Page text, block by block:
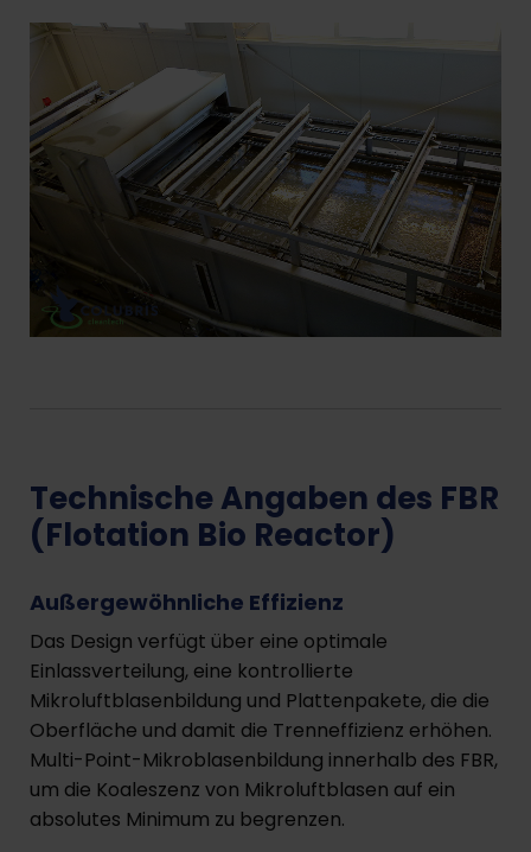
Technische Angaben des FBR
(Flotation Bio Reactor)
Außergewöhnliche Effizienz
Das Design verfügt über eine optimale
Einlassverteilung, eine kontrollierte
Mikroluftblasenbildung und Plattenpakete, die die
Oberfläche und damit die Trenneffizienz erhöhen.
Multi-Point-Mikroblasenbildung innerhalb des FBR,
um die Koaleszenz von Mikroluftblasen auf ein
absolutes Minimum zu begrenzen.